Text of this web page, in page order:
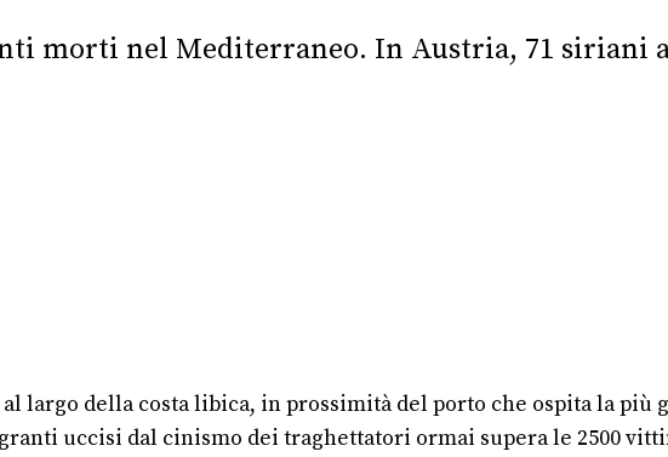
morti nel Mediterraneo. In Austria, 71 siriani
largo della costa libica, in prossimità del porto che ospita la
uccisi dal cinismo dei traghettatori ormai supera le 2500